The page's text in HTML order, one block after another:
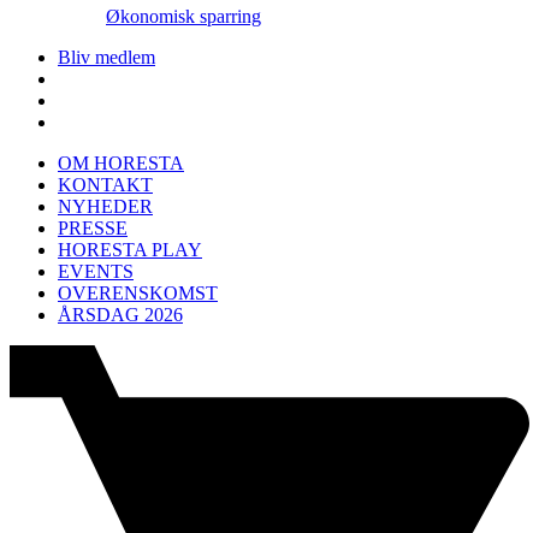
Økonomisk sparring
Bliv medlem
OM HORESTA
KONTAKT
NYHEDER
PRESSE
HORESTA PLAY
EVENTS
OVERENSKOMST
ÅRSDAG 2026